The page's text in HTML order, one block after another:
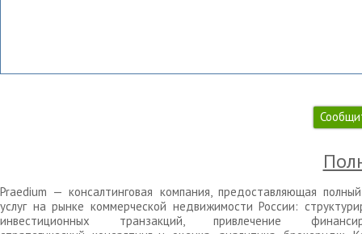
Praedium — консалтинговая компания, предоставляющая
услуг на рынке коммерческой недвижимости России:
инвестиционных транзакций, привлечение